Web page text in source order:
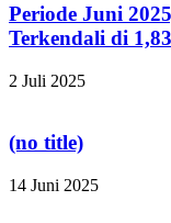
Periode Juni
Terkendali di
2 Juli 2025
(no title)
14 Juni 2025